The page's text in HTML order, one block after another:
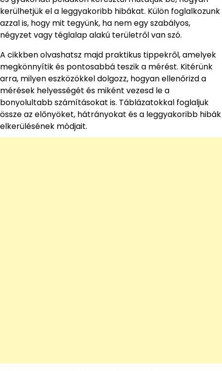
kerülhetjük el a leggyakoribb hibákat. Külön foglalkozunk
azzal is, hogy mit tegyünk, ha nem egy szabályos,
négyzet vagy téglalap alakú területről van szó.
A cikkben olvashatsz majd praktikus tippekről, amelyek
megkönnyítik és pontosabbá teszik a mérést. Kitérünk
arra, milyen eszközökkel dolgozz, hogyan ellenőrizd a
mérések helyességét és miként vezesd le a
bonyolultabb számításokat is. Táblázatokkal foglaljuk
össze az előnyöket, hátrányokat és a leggyakoribb hibák
elkerülésének módjait.